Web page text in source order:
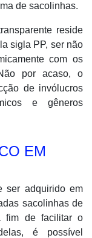
de sacolinhas.
reside
sigla PP, ser não
com os
por acaso, o
de invólucros
e gêneros
EM
ser adquirido em
sacolinhas de
fim de facilitar o
é possível